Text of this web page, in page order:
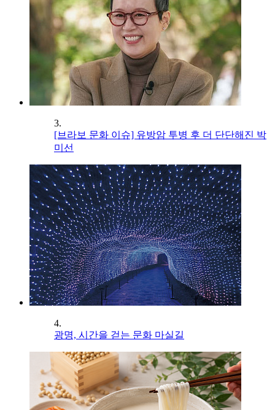
3.
[브라보 문화 이슈] 유방암 투병 후 더 단단해진 박
미선
4.
광명, 시간을 걷는 문화 마실길